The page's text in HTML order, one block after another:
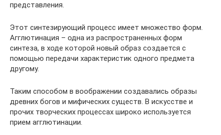
представления.
Этот синтезирующий процесс имеет множество форм.
Агглютинация – одна из распространенных форм
синтеза, в ходе которой новый образ создается с
помощью передачи характеристик одного предмета
другому.
Таким способом в воображении создавались образы
древних богов и мифических существ. В искусстве и
прочих творческих процессах широко используется
прием агглютинации.